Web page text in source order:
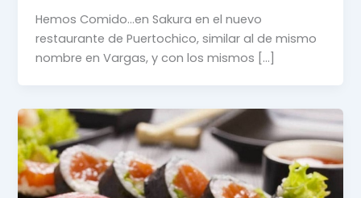
Hemos Comido…en Sakura en el nuevo
restaurante de Puertochico, similar al de mismo
nombre en Vargas, y con los mismos […]